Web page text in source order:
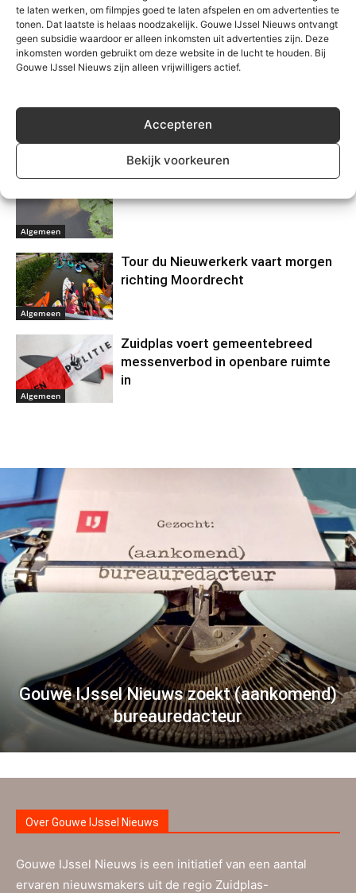
te laten werken, om filmpjes goed te laten afspelen en om advertenties te
tonen. Dat laatste is helaas noodzakelijk. Gouwe IJssel Nieuws ontvangt
geen subsidie waardoor er alleen inkomsten uit advertenties zijn. Deze
inkomsten worden gebruikt om deze website in de lucht te houden. Bij
Gouwe IJssel Nieuws zijn alleen vrijwilligers actief.
Accepteren
Bekijk voorkeuren
Algemeen
Botulisme en Blauwalg in Zuidplas
Algemeen
Tour du Nieuwerkerk vaart morgen
richting Moordrecht
Algemeen
Zuidplas voert gemeentebreed
messenverbod in openbare ruimte
in
Gouwe IJssel Nieuws zoekt (aankomend)
bureauredacteur
Over Gouwe IJssel Nieuws
Gouwe IJssel Nieuws is een initiatief van een aantal
ervaren nieuwsmakers uit de regio Zuidplas-